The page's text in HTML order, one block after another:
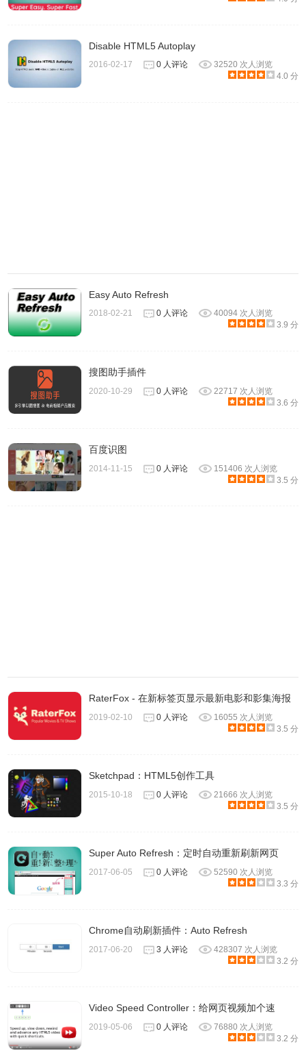
https://ainoob.com
Disable HTML5 Autoplay
2016-02-17 0 人评论
32520 次人浏览
4.0 分
Easy Auto Refresh
2018-02-21 0 人评论
40094 次人浏览
3.9 分
搜图助手插件
2020-10-29 0 人评论
22717 次人浏览
3.6 分
百度识图
2014-11-15 0 人评论
151406 次人浏览
3.5 分
RaterFox - 在新标签页显示最新电影和影集海报
2019-02-10 0 人评论
16055 次人浏览
3.5 分
Sketchpad：HTML5创作工具
2015-10-18 0 人评论
21666 次人浏览
3.5 分
Super Auto Refresh：定时自动重新刷新网页
2017-06-05 0 人评论
52590 次人浏览
3.3 分
Chrome自动刷新插件：Auto Refresh
2017-06-20 3 人评论
428307 次人浏览
3.2 分
Video Speed Controller：给网页视频加个速
2019-05-06 0 人评论
76880 次人浏览
3.2 分